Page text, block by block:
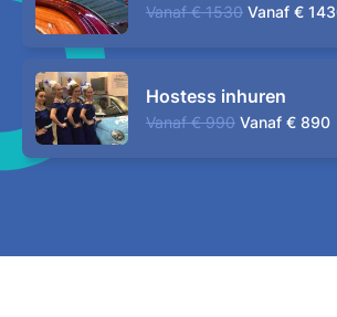
Vanaf € 1530 Vanaf €
Hostess inhuren
Vanaf € 990 Vanaf € 890